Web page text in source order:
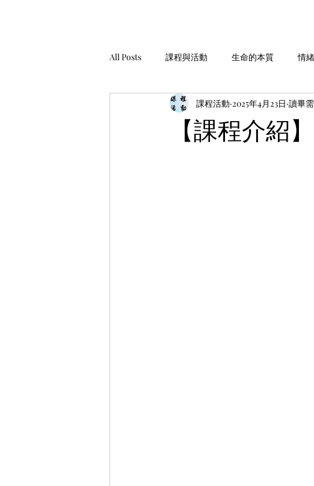
All Posts 課程與活動 生命的本質 情
工作與金錢 生命故事分享
【課程介紹
課程活動 2025年4月23日 讀畢